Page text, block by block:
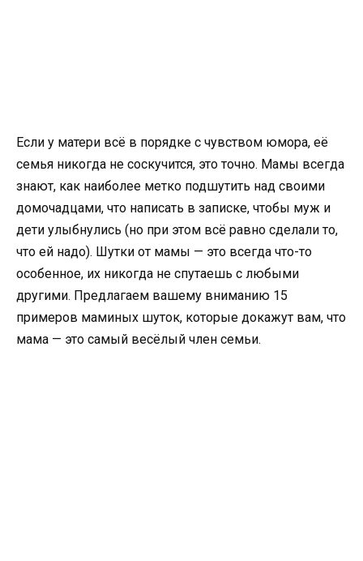
Если у матери всё в порядке с чувством юмора, её
семья никогда не соскучится, это точно. Мамы всегда
знают, как наиболее метко подшутить над своими
домочадцами, что написать в записке, чтобы муж и
дети улыбнулись (но при этом всё равно сделали то,
что ей надо). Шутки от мамы — это всегда что-то
особенное, их никогда не спутаешь с любыми
другими. Предлагаем вашему вниманию 15
примеров маминых шуток, которые докажут вам, что
мама — это самый весёлый член семьи.